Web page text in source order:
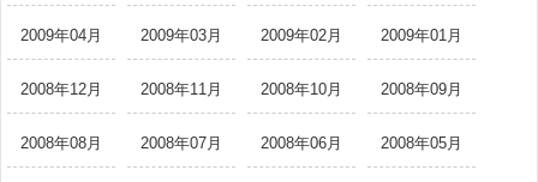
2009年04月 2009年03月 2009年02月 2009年01月
2008年12月 2008年11月 2008年10月 2008年09月
2008年08月 2008年07月 2008年06月 2008年05月